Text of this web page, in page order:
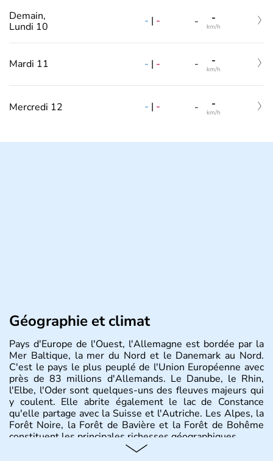
Demain,
Lundi 10
- | - - -
km/h
Mardi 11 - | - - -
km/h
Mercredi 12 - | - - -
km/h
Géographie et climat
Pays d'Europe de l'Ouest, l'Allemagne est bordée par la
Mer Baltique, la mer du Nord et le Danemark au Nord.
C'est le pays le plus peuplé de l'Union Européenne avec
près de 83 millions d'Allemands. Le Danube, le Rhin,
l'Elbe, l'Oder sont quelques-uns des fleuves majeurs qui
y coulent. Elle abrite également le lac de Constance
qu'elle partage avec la Suisse et l'Autriche. Les Alpes, la
Forêt Noire, la Forêt de Bavière et la Forêt de Bohême
constituent les principales richesses géographiques.